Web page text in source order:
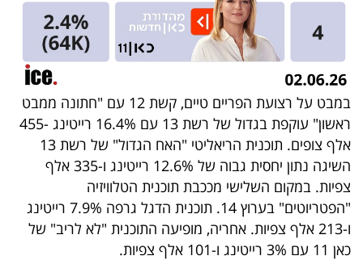
40
UNDER
40
שיתופי
פעולה
במבט על רצועת הפריים טיים, קשת 12 עם "חתונה ממבט
ראשון" עוקפת בגדול של רשת 13 עם 16.4% רייטינג -455
אלף צופים. תוכנית הריאליטי "האח הגדול" של רשת 13
השיגה נתון יחסית גבוה של 12.6% רייטינג ו-335 אלף
צפיות. במקום השלישי מככבת תוכנית הטלוויזיה
"הפטריוטים" בערוץ 14. תוכנית הדגל גרפה 7.9% רייטינג
ו-213 אלף צפיות. אחריה, מופיעה התוכנית "לא לריב" של
כאן 11 עם 3% רייטינג ו-101 אלף צפיות.